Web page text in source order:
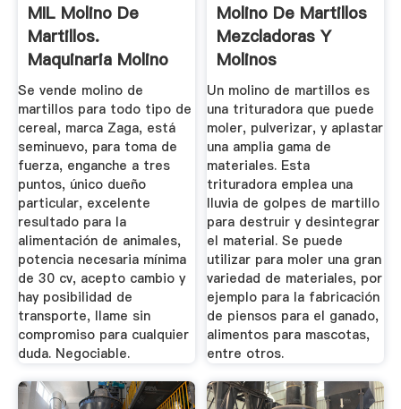
MIL Molino De
Martillos.
Maquinaria Molino
...
Se vende molino de
martillos para todo tipo de
cereal, marca Zaga, está
seminuevo, para toma de
fuerza, enganche a tres
puntos, único dueño
particular, excelente
resultado para la
alimentación de animales,
potencia necesaria mínima
de 30 cv, acepto cambio y
hay posibilidad de
transporte, llame sin
compromiso para cualquier
duda. Negociable.
Molino De Martillos
Mezcladoras Y
Molinos
MAQUINOVA
Un molino de martillos es
una trituradora que puede
moler, pulverizar, y aplastar
una amplia gama de
materiales. Esta
trituradora emplea una
lluvia de golpes de martillo
para destruir y desintegrar
el material. Se puede
utilizar para moler una gran
variedad de materiales, por
ejemplo para la fabricación
de piensos para el ganado,
alimentos para mascotas,
entre otros.